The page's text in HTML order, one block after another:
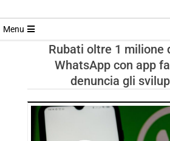
Menu
Rubati oltre 1 milione
WhatsApp con app
denuncia gli